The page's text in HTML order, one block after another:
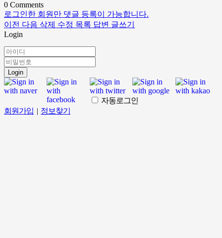
0 Comments
로그인한 회원만 댓글 등록이 가능합니다.
이전 다음 삭제 수정 목록 답변 글쓰기
Login
Login
자동로그인
회원가입 | 정보찾기